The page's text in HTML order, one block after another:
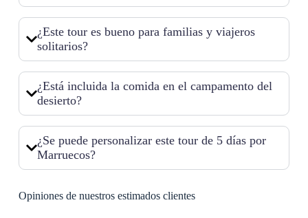
¿Este tour es bueno para familias y viajeros
solitarios?
¿Está incluida la comida en el campamento del
desierto?
¿Se puede personalizar este tour de 5 días por
Marruecos?
Opiniones de nuestros estimados clientes